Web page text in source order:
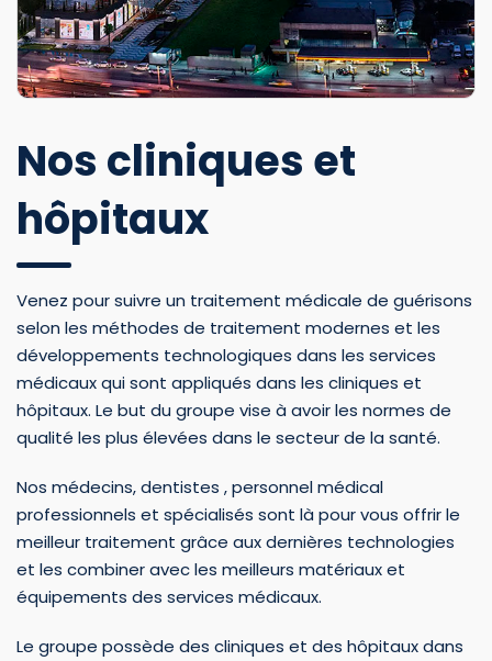
Nos cliniques et
hôpitaux
Venez pour suivre un traitement médicale de guérisons
selon les méthodes de traitement modernes et les
développements technologiques dans les services
médicaux qui sont appliqués dans les cliniques et
hôpitaux. Le but du groupe vise à avoir les normes de
qualité les plus élevées dans le secteur de la santé.
Nos médecins, dentistes , personnel médical
professionnels et spécialisés sont là pour vous offrir le
meilleur traitement grâce aux dernières technologies
et les combiner avec les meilleurs matériaux et
équipements des services médicaux.
Le groupe possède des cliniques et des hôpitaux dans